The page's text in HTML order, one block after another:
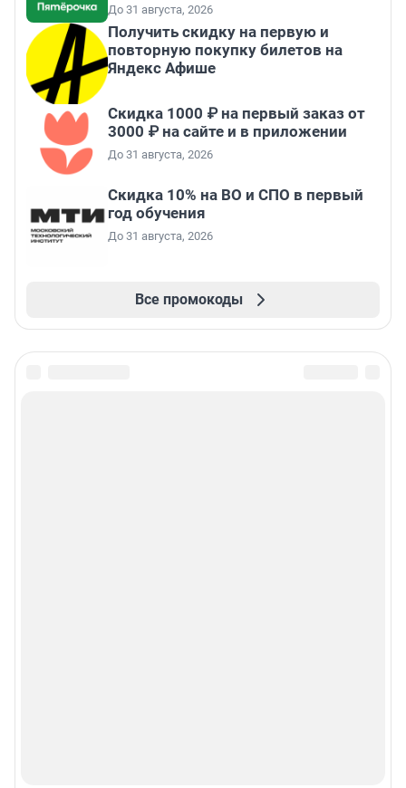
До 31 августа, 2026
Получить скидку на первую и
повторную покупку билетов на
Яндекс Афише
Скидка 1000 ₽ на первый заказ от
3000 ₽ на сайте и в приложении
До 31 августа, 2026
Скидка 10% на ВО и СПО в первый
год обучения
До 31 августа, 2026
Все промокоды